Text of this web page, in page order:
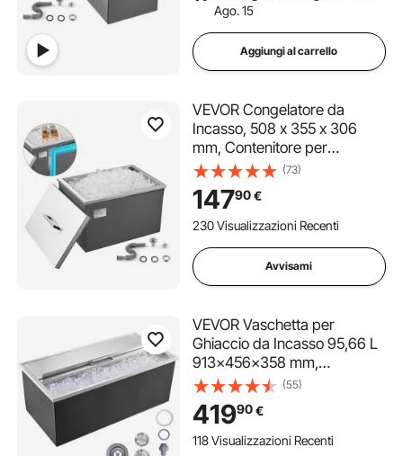
Ago. 15
Aggiungi al carrello
VEVOR Congelatore da
Incasso, 508 x 355 x 306
mm, Contenitore per
Ghiaccio Commerciale in
Acciaio Inox, 30 Litri con
Coperchio per Esterni, Set di
Tubi di Scarico Incluso, per
(73)
14790€
230 Visualizzazioni Recenti
Avvisami
VEVOR Vaschetta per
Ghiaccio da Incasso 95,66 L
913x456x358 mm,
Ghiacciaia Isolata in Acciaio
Inox, con Coperchio
Scorrevole, Conservazione
dei Cubetti di Ghiaccio,
(55)
41990€
118 Visualizzazioni Recenti